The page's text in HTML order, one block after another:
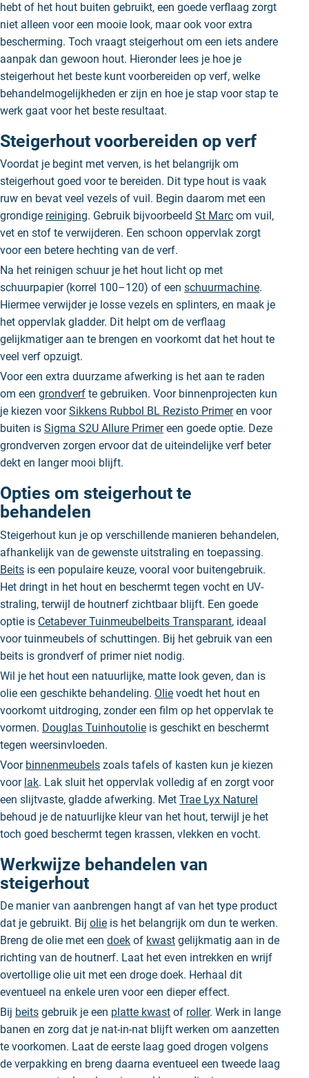
hebt of het hout buiten gebruikt, een goede verflaag zorgt
niet alleen voor een mooie look, maar ook voor extra
bescherming. Toch vraagt steigerhout om een iets andere
aanpak dan gewoon hout. Hieronder lees je hoe je
steigerhout het beste kunt voorbereiden op verf, welke
behandelmogelijkheden er zijn en hoe je stap voor stap te
werk gaat voor het beste resultaat.
Steigerhout voorbereiden op verf
Voordat je begint met verven, is het belangrijk om
steigerhout goed voor te bereiden. Dit type hout is vaak
ruw en bevat veel vezels of vuil. Begin daarom met een
grondige reiniging. Gebruik bijvoorbeeld St Marc om vuil,
vet en stof te verwijderen. Een schoon oppervlak zorgt
voor een betere hechting van de verf.
Na het reinigen schuur je het hout licht op met
schuurpapier (korrel 100–120) of een schuurmachine.
Hiermee verwijder je losse vezels en splinters, en maak je
het oppervlak gladder. Dit helpt om de verflaag
gelijkmatiger aan te brengen en voorkomt dat het hout te
veel verf opzuigt.
Voor een extra duurzame afwerking is het aan te raden
om een grondverf te gebruiken. Voor binnenprojecten kun
je kiezen voorSikkens Rubbol BL Rezisto Primeren voor
buiten is Sigma S2U Allure Primereen goede optie. Deze
grondverven zorgen ervoor dat de uiteindelijke verf beter
dekt en langer mooi blijft.
Opties om steigerhout te
behandelen
Steigerhout kun je op verschillende manieren behandelen,
afhankelijk van de gewenste uitstraling en toepassing.
Beits is een populaire keuze, vooral voor buitengebruik.
Het dringt in het hout en beschermt tegen vocht en UV-
straling, terwijl de houtnerf zichtbaar blijft. Een goede
optie is Cetabever Tuinmeubelbeits Transparant, ideaal
voor tuinmeubels of schuttingen. Bij het gebruik van een
beits is grondverf of primer niet nodig.
Wil je het hout een natuurlijke, matte look geven, dan is
olie een geschikte behandeling. Olie voedt het hout en
voorkomt uitdroging, zonder een film op het oppervlak te
vormen. Douglas Tuinhoutolie is geschikt en beschermt
tegen weersinvloeden.
Voor binnenmeubels zoals tafels of kasten kun je kiezen
voor lak. Lak sluit het oppervlak volledig af en zorgt voor
een slijtvaste, gladde afwerking. Met Trae Lyx Naturel
behoud je de natuurlijke kleur van het hout, terwijl je het
toch goed beschermt tegen krassen, vlekken en vocht.
Werkwijze behandelen van
steigerhout
De manier van aanbrengen hangt af van het type product
dat je gebruikt. Bij olie is het belangrijk om dun te werken.
Breng de olie met een doek of kwast gelijkmatig aan in de
richting van de houtnerf. Laat het even intrekken en wrijf
overtollige olie uit met een droge doek. Herhaal dit
eventueel na enkele uren voor een dieper effect.
Bij beits gebruik je een platte kwast of roller. Werk in lange
banen en zorg dat je nat-in-nat blijft werken om aanzetten
te voorkomen. Laat de eerste laag goed drogen volgens
de verpakking en breng daarna eventueel een tweede laag